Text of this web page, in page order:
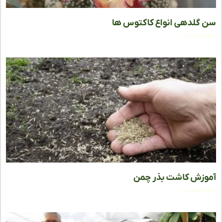
انواع کاکتوس‌ ها
مطلب »
کاشت بذر چمن
مطلب »